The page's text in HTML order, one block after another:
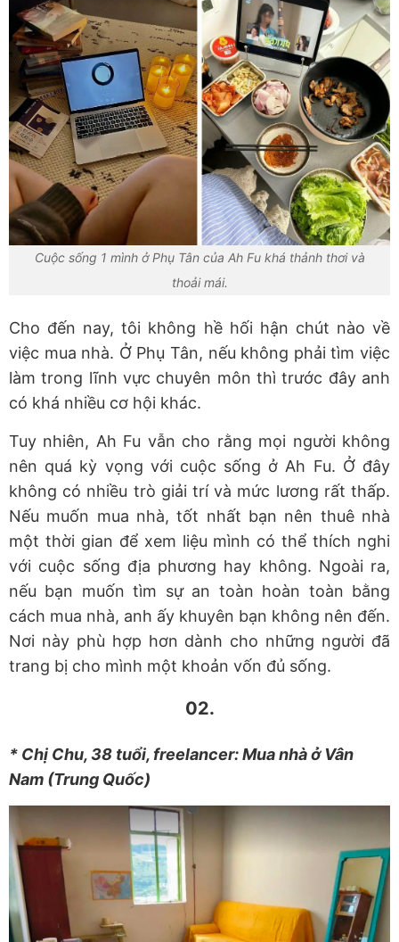
Cuộc sống 1 mình ở Phụ Tân của Ah Fu khá thảnh thơi và
thoải mái.
Cho đến nay, tôi không hề hối hận chút nào về
việc mua nhà. Ở Phụ Tân, nếu không phải tìm việc
làm trong lĩnh vực chuyên môn thì trước đây anh
có khá nhiều cơ hội khác.
Tuy nhiên, Ah Fu vẫn cho rằng mọi người không
nên quá kỳ vọng với cuộc sống ở Ah Fu. Ở đây
không có nhiều trò giải trí và mức lương rất thấp.
Nếu muốn mua nhà, tốt nhất bạn nên thuê nhà
một thời gian để xem liệu mình có thể thích nghi
với cuộc sống địa phương hay không. Ngoài ra,
nếu bạn muốn tìm sự an toàn hoàn toàn bằng
cách mua nhà, anh ấy khuyên bạn không nên đến.
Nơi này phù hợp hơn dành cho những người đã
trang bị cho mình một khoản vốn đủ sống.
02.
* Chị Chu, 38 tuổi, freelancer: Mua nhà ở Vân
Nam (Trung Quốc)